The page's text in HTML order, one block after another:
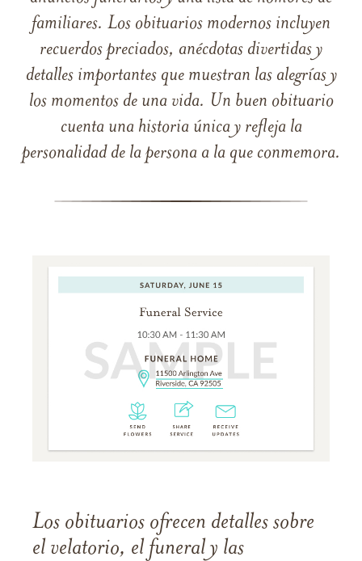
familiares. Los obituarios modernos incluyen
recuerdos preciados, anécdotas divertidas y
detalles importantes que muestran las alegrías y
los momentos de una vida. Un buen obituario
cuenta una historia única y refleja la
personalidad de la persona a la que conmemora.
Los obituarios ofrecen detalles sobre
el velatorio, el funeral y las